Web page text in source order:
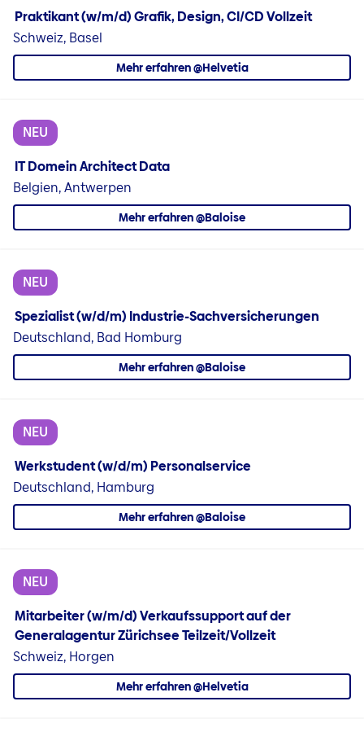
Praktikant (w/m/d) Grafik, Design, CI/CD Vollzeit
Schweiz, Basel
Mehr erfahren @Helvetia
NEU
IT Domein Architect Data
Belgien, Antwerpen
Mehr erfahren @Baloise
NEU
Spezialist (w/d/m) Industrie-Sachversicherungen
Deutschland, Bad Homburg
Mehr erfahren @Baloise
NEU
Werkstudent (w/d/m) Personalservice
Deutschland, Hamburg
Mehr erfahren @Baloise
NEU
Mitarbeiter (w/m/d) Verkaufssupport auf der
Generalagentur Zürichsee Teilzeit/Vollzeit
Schweiz, Horgen
Mehr erfahren @Helvetia